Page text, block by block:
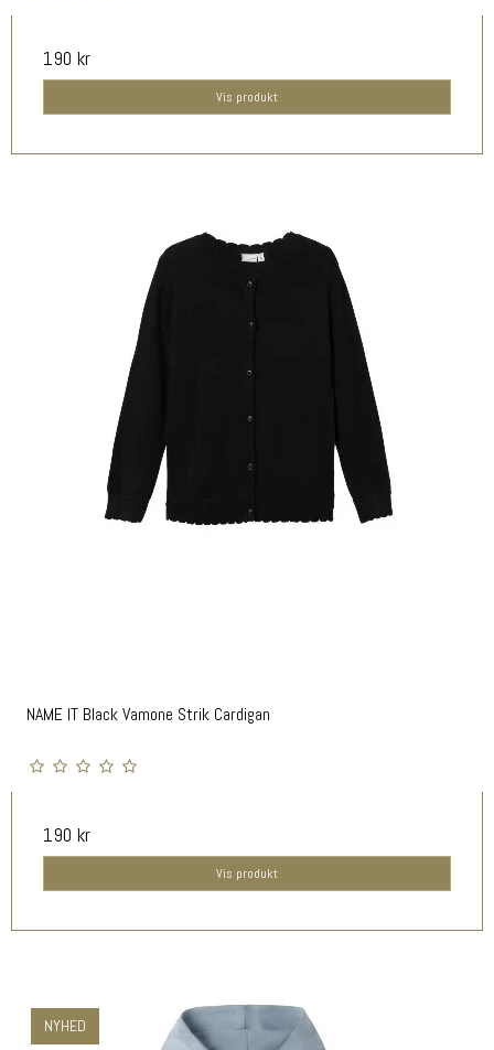
190 kr
Vis produkt
NAME IT Black Vamone Strik Cardigan
190 kr
Vis produkt
NYHED